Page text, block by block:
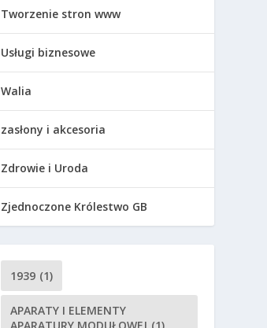
Tworzenie stron www
Usługi biznesowe
Walia
zasłony i akcesoria
Zdrowie i Uroda
Zjednoczone Królestwo GB
1939 (1)
APARATY I ELEMENTY
APARATURY MODUŁOWEJ (1)